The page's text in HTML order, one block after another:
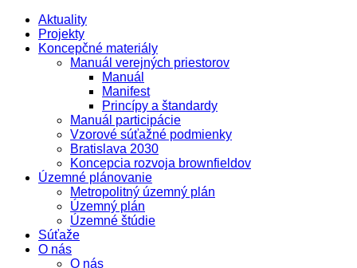
Aktuality
Projekty
Koncepčné materiály
Manuál verejných priestorov
Manuál
Manifest
Princípy a štandardy
Manuál participácie
Vzorové súťažné podmienky
Bratislava 2030
Koncepcia rozvoja brownfieldov
Územné plánovanie
Metropolitný územný plán
Územný plán
Územné štúdie
Súťaže
O nás
O nás